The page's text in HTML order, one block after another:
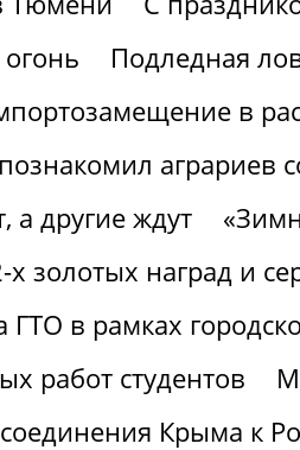
Подледная
в
аграриев
а другие ждут
х золотых наград и
ГТО в рамках
работ студентов
Крыма к